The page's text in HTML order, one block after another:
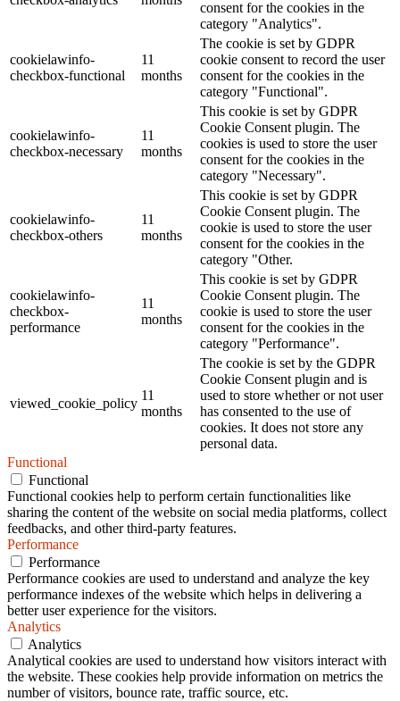
consent for the cookies in the
category "Analytics".
cookielawinfo-
checkbox-functional
11
months
The cookie is set by GDPR
cookie consent to record the user
consent for the cookies in the
category "Functional".
cookielawinfo-
checkbox-necessary
11
months
This cookie is set by GDPR
Cookie Consent plugin. The
cookies is used to store the user
consent for the cookies in the
category "Necessary".
cookielawinfo-
checkbox-others
11
months
This cookie is set by GDPR
Cookie Consent plugin. The
cookie is used to store the user
consent for the cookies in the
category "Other.
cookielawinfo-
checkbox-
performance
11
months
This cookie is set by GDPR
Cookie Consent plugin. The
cookie is used to store the user
consent for the cookies in the
category "Performance".
viewed_cookie_policy
11
months
The cookie is set by the GDPR
Cookie Consent plugin and is
used to store whether or not user
has consented to the use of
cookies. It does not store any
personal data.
Functional
Functional
Functional cookies help to perform certain functionalities like
sharing the content of the website on social media platforms, collect
feedbacks, and other third-party features.
Performance
Performance
Performance cookies are used to understand and analyze the key
performance indexes of the website which helps in delivering a
better user experience for the visitors.
Analytics
Analytics
Analytical cookies are used to understand how visitors interact with
the website. These cookies help provide information on metrics the
number of visitors, bounce rate, traffic source, etc.